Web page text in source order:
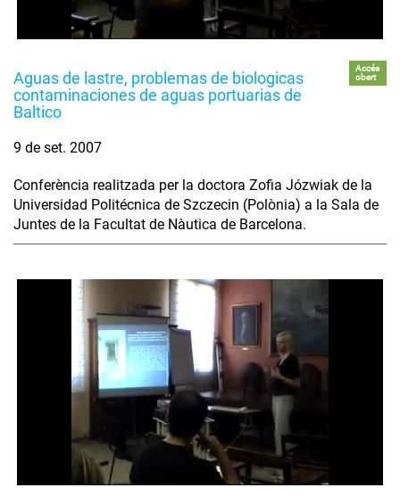
Aguas de lastre, problemas de biologicas
contaminaciones de aguas portuarias de
Baltico
Accés
obert
9 de set. 2007
Conferència realitzada per la doctora Zofia Józwiak de la
Universidad Politécnica de Szczecin (Polònia) a la Sala de
Juntes de la Facultat de Nàutica de Barcelona.